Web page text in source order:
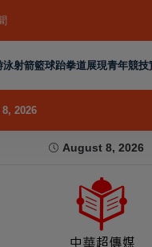
籃球跆拳道展現青年競技實力
2026
August 8, 2026